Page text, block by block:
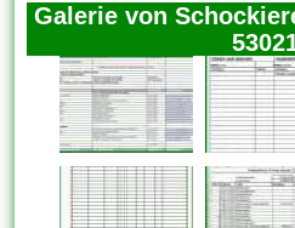
Galerie von